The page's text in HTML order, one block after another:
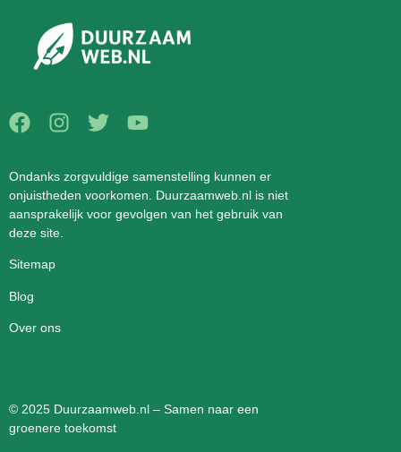
Ondanks zorgvuldige samenstelling kunnen er
onjuistheden voorkomen. Duurzaamweb.nl is niet
aansprakelijk voor gevolgen van het gebruik van
deze site.
Sitemap
Blog
Over ons
© 2025 Duurzaamweb.nl – Samen naar een
groenere toekomst